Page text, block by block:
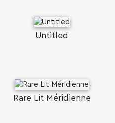
PRESS ENTER
Untitled
Rare Lit Méridienne